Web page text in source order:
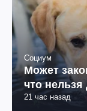
Социум
Может
что нельзя
21 час назад